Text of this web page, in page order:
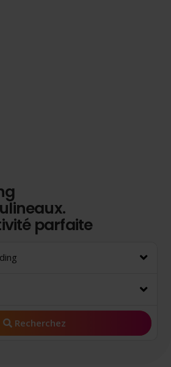
parfaite
Recherchez